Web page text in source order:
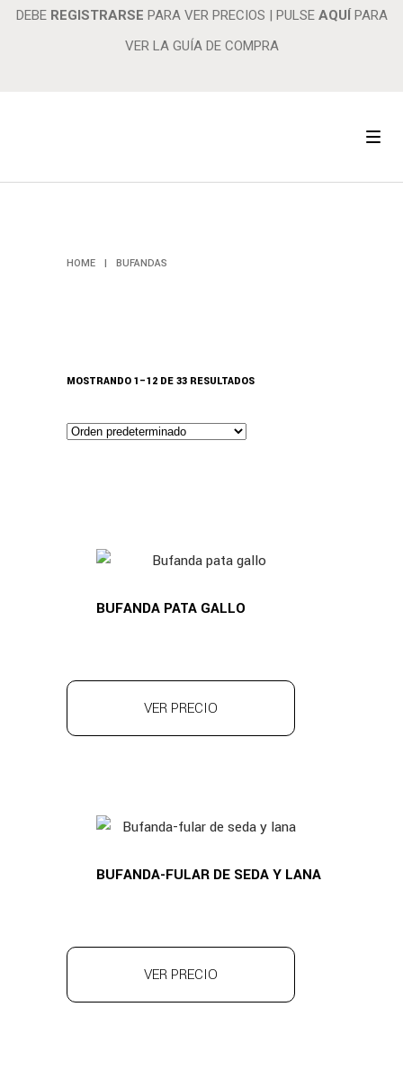
DEBE REGISTRARSE PARA VER PRECIOS | PULSE AQUÍ PARA
VER LA GUÍA DE COMPRA
HOME | BUFANDAS
MOSTRANDO 1–12 DE 33 RESULTADOS
BUFANDA PATA GALLO
VER PRECIO
BUFANDA-FULAR DE SEDA Y LANA
VER PRECIO